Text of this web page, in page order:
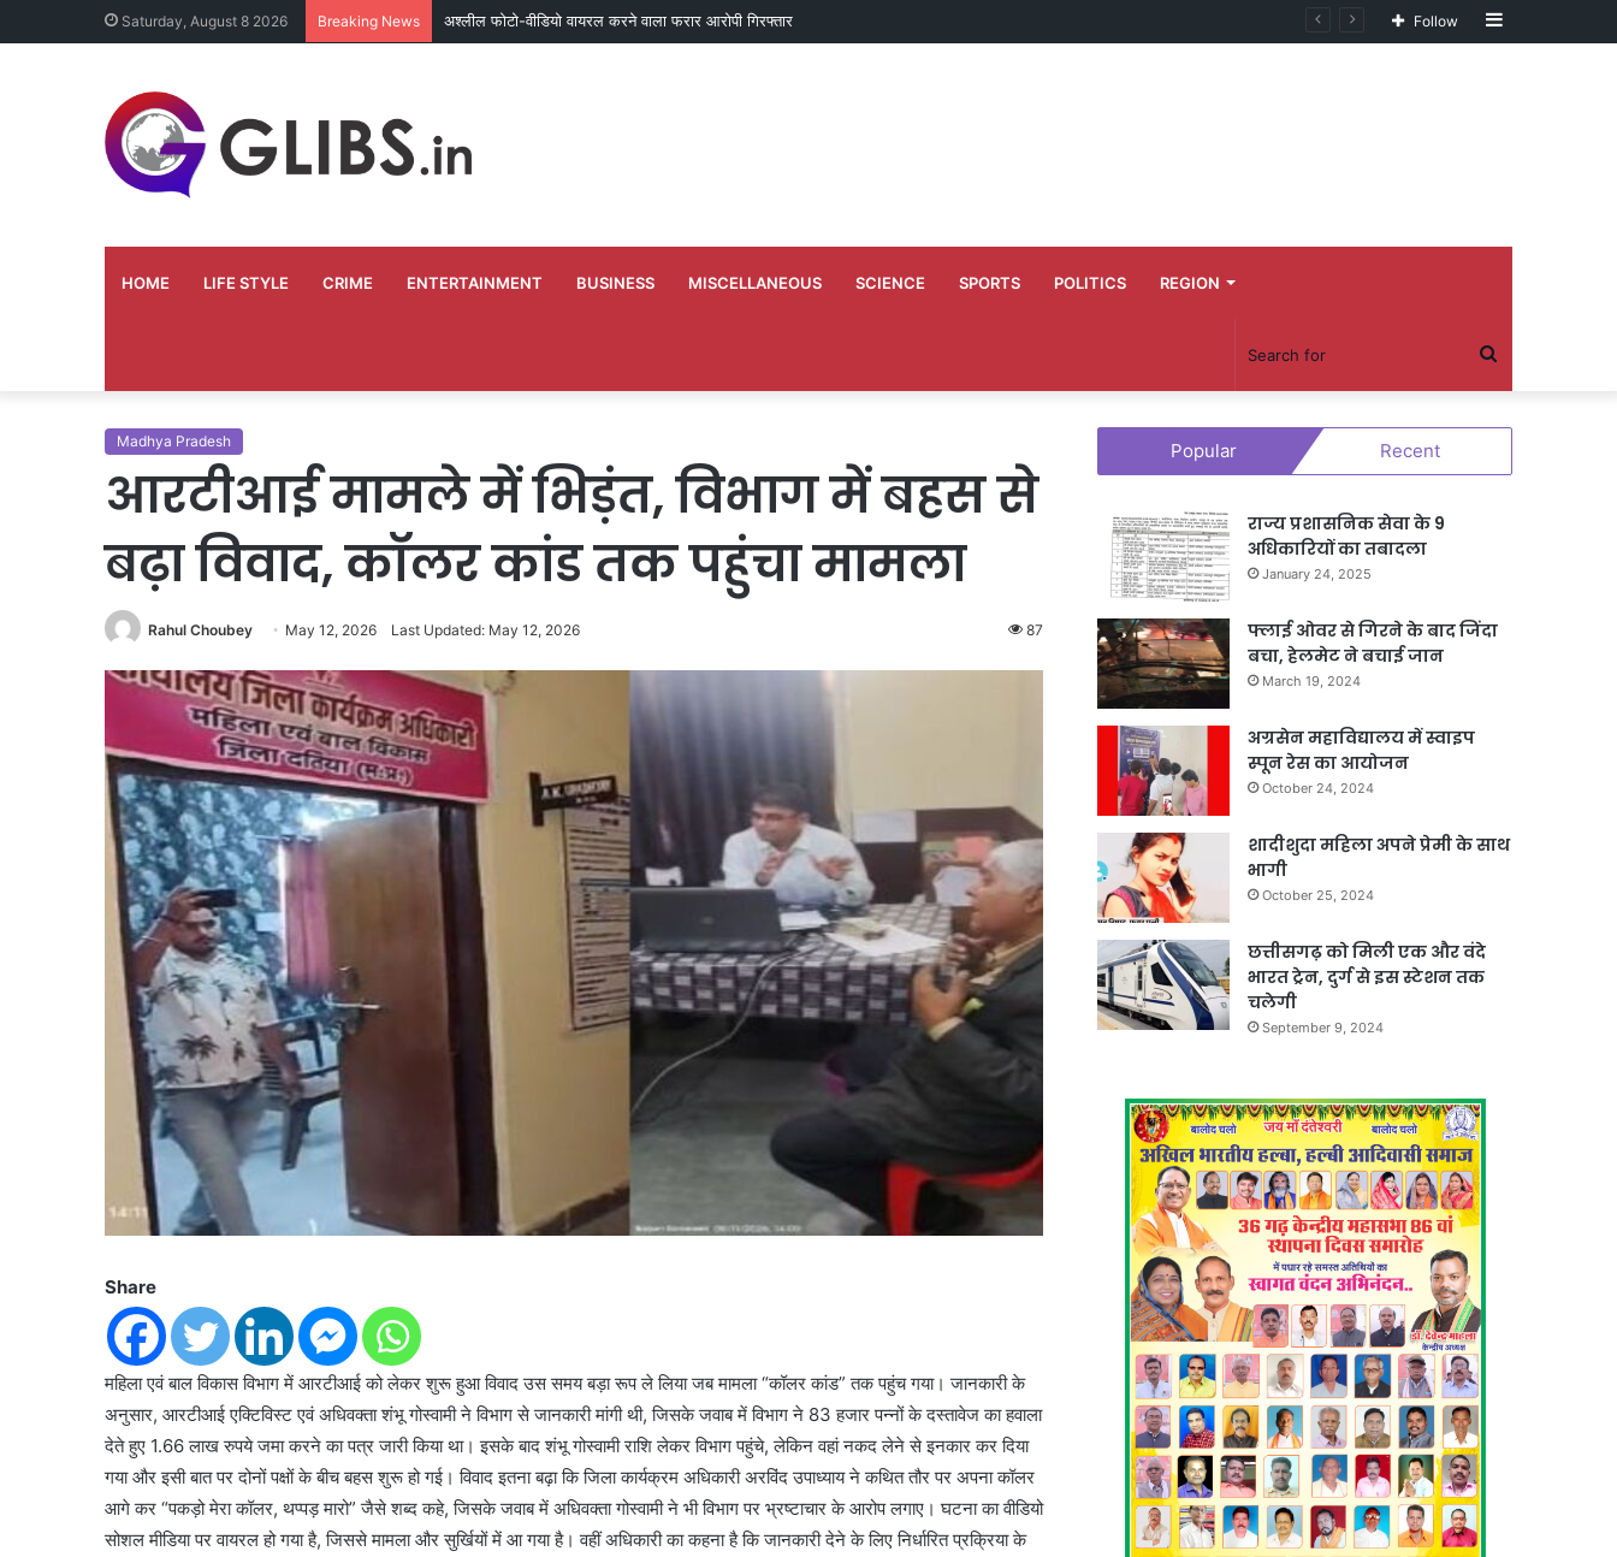
Saturday, August 8 2026 Breaking News अश्लील फोटो-वीडियो वायरल करने वाला फरार आरोपी गिरफ्तार Sidebar
Follow
HOME LIFE STYLE CRIME ENTERTAINMENT BUSINESS MISCELLANEOUS SCIENCE SPORTS POLITICS REGION
Search
for
Madhya Pradesh
आरटीआई मामले में भिड़ंत, विभाग में बहस से
बढ़ा विवाद, कॉलर कांड तक पहुंचा मामला
Rahul Choubey May 12, 2026 Last Updated: May 12, 2026 87
Share
महिला एवं बाल विकास विभाग में आरटीआई को लेकर शुरू हुआ विवाद उस समय बड़ा रूप ले लिया जब मामला “कॉलर कांड” तक पहुंच गया। जानकारी के
अनुसार, आरटीआई एक्टिविस्ट एवं अधिवक्ता शंभू गोस्वामी ने विभाग से जानकारी मांगी थी, जिसके जवाब में विभाग ने 83 हजार पन्नों के दस्तावेज का हवाला
देते हुए 1.66 लाख रुपये जमा करने का पत्र जारी किया था। इसके बाद शंभू गोस्वामी राशि लेकर विभाग पहुंचे, लेकिन वहां नकद लेने से इनकार कर दिया
गया और इसी बात पर दोनों पक्षों के बीच बहस शुरू हो गई। विवाद इतना बढ़ा कि जिला कार्यक्रम अधिकारी अरविंद उपाध्याय ने कथित तौर पर अपना कॉलर
आगे कर “पकड़ो मेरा कॉलर, थप्पड़ मारो” जैसे शब्द कहे, जिसके जवाब में अधिवक्ता गोस्वामी ने भी विभाग पर भ्रष्टाचार के आरोप लगाए। घटना का वीडियो
सोशल मीडिया पर वायरल हो गया है, जिससे मामला और सुर्खियों में आ गया है। वहीं अधिकारी का कहना है कि जानकारी देने के लिए निर्धारित प्रक्रिया के
Popular Recent
राज्य प्रशासनिक सेवा के 9
अधिकारियों का तबादला
January 24, 2025
फ्लाई ओवर से गिरने के बाद जिंदा
बचा, हेलमेट ने बचाई जान
March 19, 2024
अग्रसेन महाविद्यालय में स्वाइप
स्पून रेस का आयोजन
October 24, 2024
शादीशुदा महिला अपने प्रेमी के साथ
भागी
October 25, 2024
छत्तीसगढ़ को मिली एक और वंदे
भारत ट्रेन, दुर्ग से इस स्टेशन तक
चलेगी
September 9, 2024